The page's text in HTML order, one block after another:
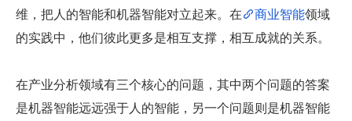
维，把人的智能和机器智能对立起来。在
商业智能领域
的实践中，他们彼此更多是相互支撑，相互成就的关系。
在产业分析领域有三个核心的问题，其中两个问题的答案
是机器智能远远强于人的智能，另一个问题则是机器智能